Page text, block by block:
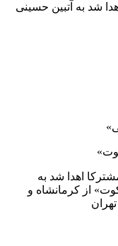
و مبلغ ۳۰.۰۰۰.۰۰۰ ریال اهدا شد به آتبین حسینی
مبلغ ۳۰.۰۰۰.۰۰۰ ریال مشترکا اهدا شد به
از کرمانشاه و